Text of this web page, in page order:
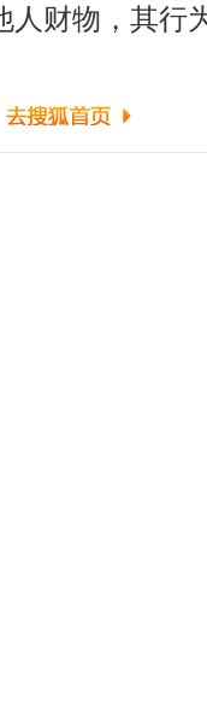
人财物，其行